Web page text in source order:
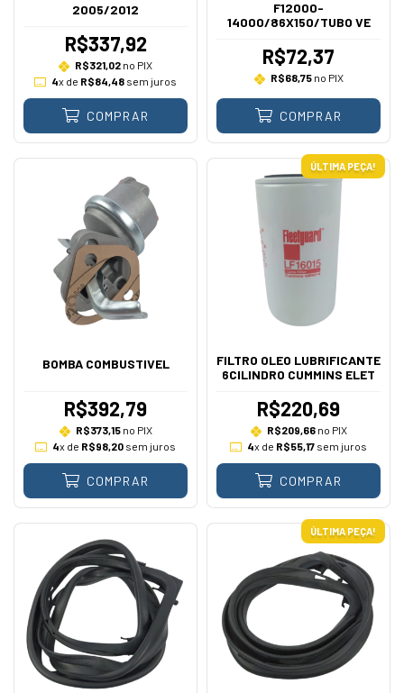
2005/2012
R$337,92
R$321,02 no PIX
4x de R$84,48 sem juros
COMPRAR
F12000-
14000/86X150/TUBO VE
R$72,37
R$68,75no PIX
COMPRAR
BOMBA COMBUSTIVEL
R$392,79
R$373,15no PIX
4x de R$98,20 sem juros
COMPRAR
ÚLTIMA PEÇA!
FILTRO OLEO LUBRIFICANTE
6CILINDRO CUMMINS ELET
R$220,69
R$209,66no PIX
4x de R$55,17 sem juros
COMPRAR
ÚLTIMA PEÇA!